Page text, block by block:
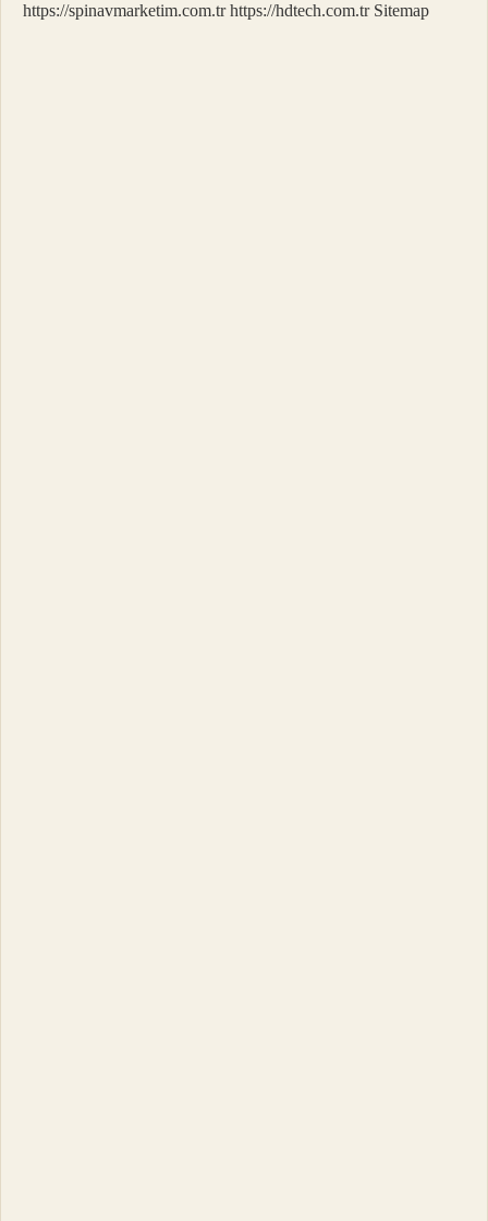
https://spinavmarketim.com.tr https://hdtech.com.tr Sitemap